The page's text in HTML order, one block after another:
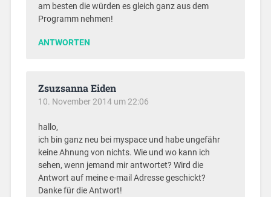
am besten die würden es gleich ganz aus dem
Programm nehmen!
ANTWORTEN
Zsuzsanna Eiden
10. November 2014 um 22:06
hallo,
ich bin ganz neu bei myspace und habe ungefähr
keine Ahnung von nichts. Wie und wo kann ich
sehen, wenn jemand mir antwortet? Wird die
Antwort auf meine e-mail Adresse geschickt?
Danke für die Antwort!